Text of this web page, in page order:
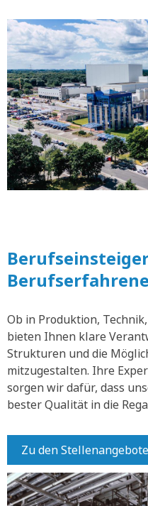
Berufserfahrene
Ob in Produktion,
bieten Ihnen klare
Strukturen und die
mitzugestalten. Ihre
sorgen wir dafür, dass
bester Qualität in die
Zu den